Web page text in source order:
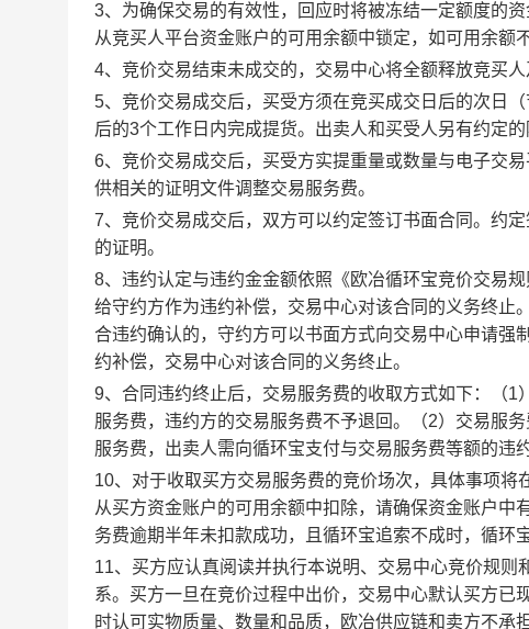
3、为确保交易的有效性，回应时将被冻结一定额度的
从竞买人平台资金账户的可用余额中锁定，如可用余额
4、竞价交易结束未成交的，交易中心将全额释放竞买人
5、竞价交易成交后，买受方须在竞买成交日后的次日
后的3个工作日内完成提货。出卖人和买受人另有约定的
6、竞价交易成交后，买受方实提重量或数量与电子交
供相关的证明文件调整交易服务费。
7、竞价交易成交后，双方可以约定签订书面合同。约
的证明。
8、违约认定与违约金金额依照《欧冶循环宝竞价交易
给守约方作为违约补偿，交易中心对该合同的义务终止
合违约确认的，守约方可以书面方式向交易中心申请强
约补偿，交易中心对该合同的义务终止。
9、合同违约终止后，交易服务费的收取方式如下：（
服务费，违约方的交易服务费不予退回。（2）交易服
服务费，出卖人需向循环宝支付与交易服务费等额的违
10、对于收取买方交易服务费的竞价场次，具体事项
从买方资金账户的可用余额中扣除，请确保资金账户
务费逾期半年未扣款成功，且循环宝追索不成时，循环
11、买方应认真阅读并执行本说明、交易中心竞价规
系。买方一旦在竞价过程中出价，交易中心默认买方已
时认可实物质量、数量和品质，欧冶供应链和卖方不承